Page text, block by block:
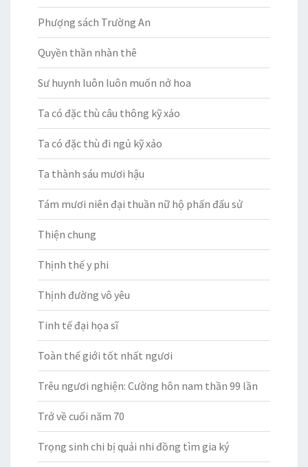
Phượng sách Trường An
Quyền thần nhàn thê
Sư huynh luôn luôn muốn nở hoa
Ta có đặc thù câu thông kỹ xảo
Ta có đặc thù đi ngủ kỹ xảo
Ta thành sáu mươi hậu
Tám mươi niên đại thuần nữ hộ phấn đấu sử
Thiện chung
Thịnh thế y phi
Thịnh đường vô yêu
Tinh tế đại họa sĩ
Toàn thế giới tốt nhất ngươi
Trêu ngươi nghiện: Cường hôn nam thần 99 lần
Trở về cuối năm 70
Trọng sinh chi bị quải nhi đồng tìm gia ký